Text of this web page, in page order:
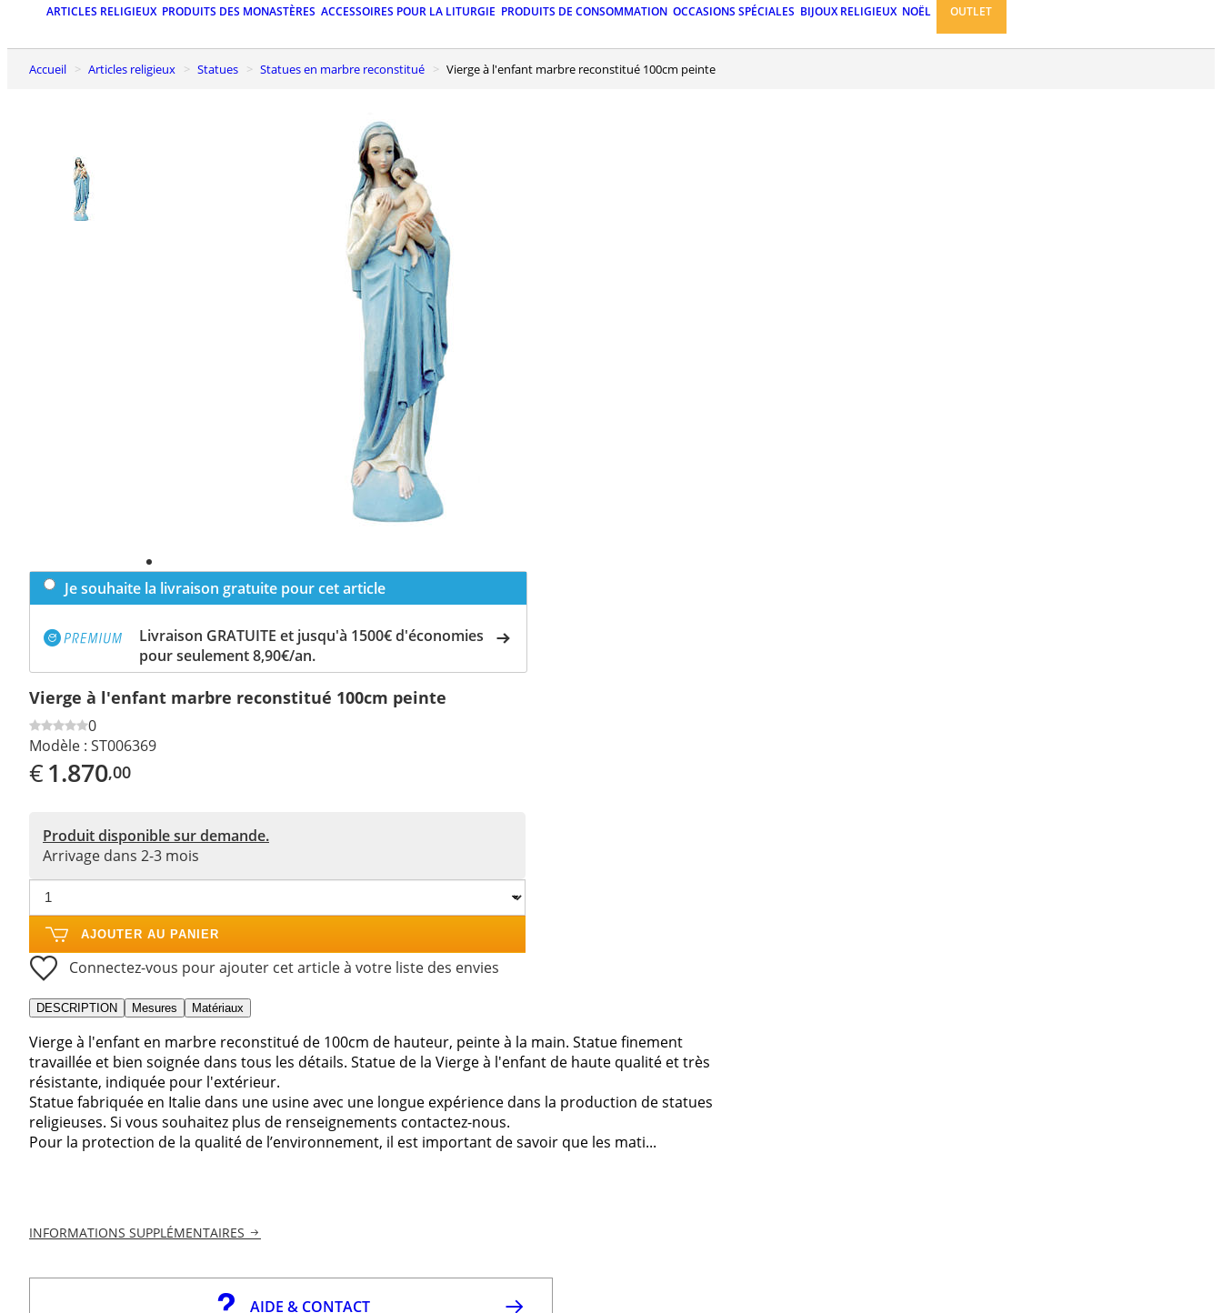
ARTICLES RELIGIEUX PRODUITS DES MONASTÈRES ACCESSOIRES POUR LA LITURGIE PRODUITS DE CONSOMMATION OCCASIONS SPÉCIALES BIJOUX RELIGIEUX NOËL OUTLET
Accueil Articles religieux Statues Statues en marbre reconstitué Vierge à l'enfant marbre reconstitué 100cm peinte
Je souhaite la livraison gratuite pour cet article
Livraison GRATUITE et jusqu'à 1500€ d'économies
pour seulement 8,90€/an.
Vierge à l'enfant marbre reconstitué 100cm peinte
0
Modèle : ST006369
€1.870,00
Produit disponible sur demande.
Arrivage dans 2-3 mois
AJOUTER AU PANIER
Connectez-vous pour ajouter cet article à votre liste des envies
DESCRIPTION Mesures Matériaux
Vierge à l'enfant en marbre reconstitué de 100cm de hauteur, peinte à la main. Statue finement
travaillée et bien soignée dans tous les détails. Statue de la Vierge à l'enfant de haute qualité et très
résistante, indiquée pour l'extérieur.
Statue fabriquée en Italie dans une usine avec une longue expérience dans la production de statues
religieuses. Si vous souhaitez plus de renseignements contactez-nous.
Pour la protection de la qualité de l’environnement, il est important de savoir que les mati...
INFORMATIONS SUPPLÉMENTAIRES
AIDE & CONTACT